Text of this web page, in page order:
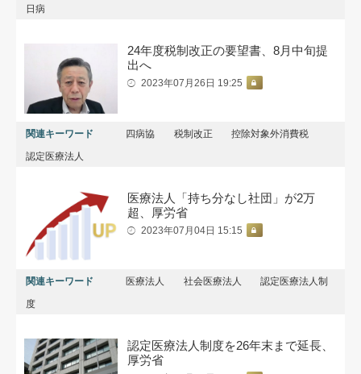
日病
24年度税制改正の要望書、8月中旬提
出へ
2023年07月26日 19:25
関連キーワード 四病協 税制改正
控除対象外消費税
認定医療法人
医療法人「持ち分なし社団」が2万
超、厚労省
2023年07月04日 15:15
関連キーワード 医療法人 社会医療法人
認定医療法人制
度
認定医療法人制度を26年末まで延長、
厚労省